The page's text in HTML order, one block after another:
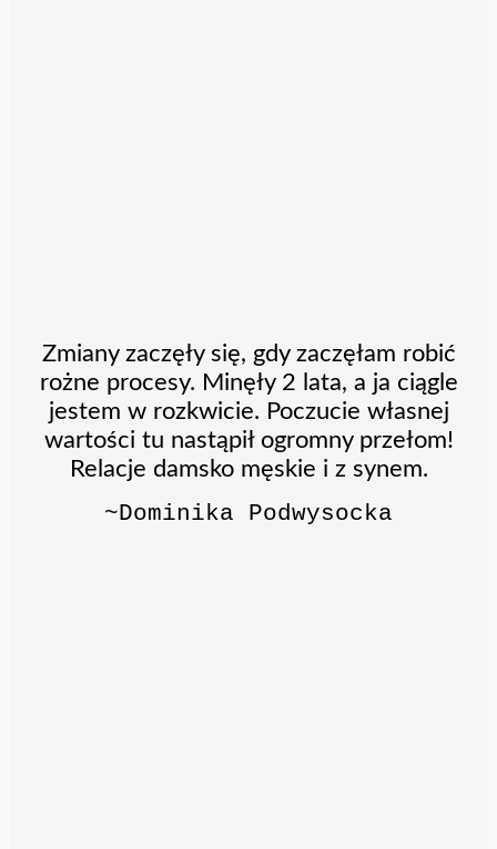
Zmiany zaczęły się, gdy zaczęłam robić
rożne procesy. Minęły 2 lata, a ja ciągle
jestem w rozkwicie. Poczucie własnej
wartości tu nastąpił ogromny przełom!
Relacje damsko męskie i z synem.
~Dominika Podwysocka